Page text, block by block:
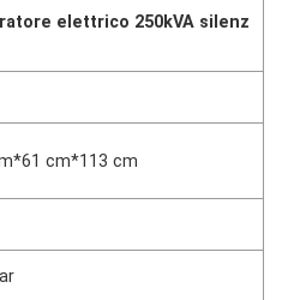
elettrico 250kVA silenz
cm*113 cm